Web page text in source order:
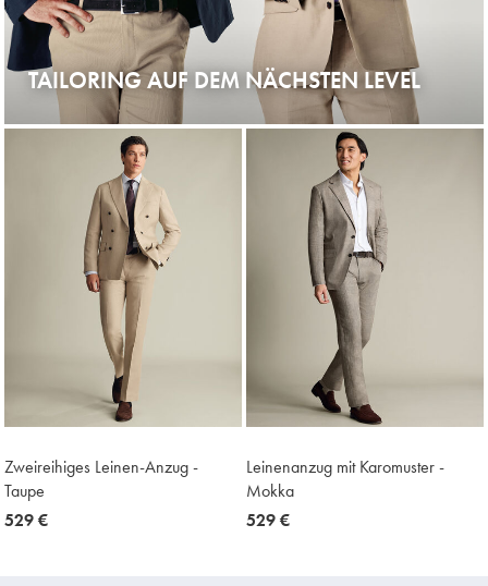
TAILORING AUF DEM NÄCHSTEN LEVEL
Zweireihiges Leinen-Anzug -
Taupe
now
529 €
Leinenanzug mit Karomuster -
Mokka
now
529 €